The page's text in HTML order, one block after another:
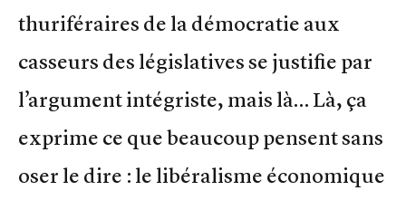
thuriféraires de la démocratie aux
casseurs des législatives se justifie par
l’argument intégriste, mais là… Là, ça
exprime ce que beaucoup pensent sans
oser le dire : le libéralisme économique